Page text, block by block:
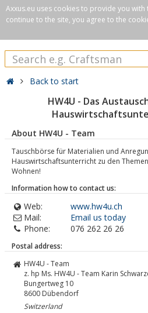
Axxus.eu uses cookies to provide you
continue to the site, you agree to the
Back to start
HW4U - Das
About HW4U - Team
Tauschbörse für Materialien und
Hauswirtschaftsunterricht zu den
Wohnen!
Information how to contact us:
Web:
www.hw4u.ch
Mail:
Email us today
Phone:
076 262 26 26
Postal address:
HW4U - Team
z. hp Ms. HW4U - Team Karin
Bungertweg 10
8600 Dübendorf
Switzerland